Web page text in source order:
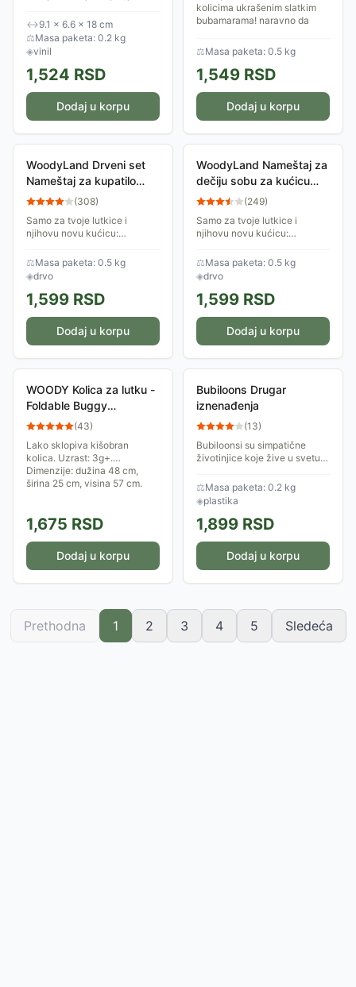
Nuray. Ovo misteriozno
stvorenje voli da se druži sa
sebi...
↔9.1 × 6.6 × 18 cm
⚖Masa paketa: 0.2 kg
◈vinil
1,524 RSD
Dodaj u korpu
kolicima ukrašenim slatkim
bubamarama! naravno da
ima bebu!
⚖Masa paketa: 0.5 kg
1,549 RSD
Dodaj u korpu
WoodyLand Drveni set
Nameštaj za kupatilo
90614
(308)
Samo za tvoje lutkice i
njihovu novu kućicu:
kada, 1 lavabo sa ogledalom,
1stoličica, 1 wc šolja. Sada će
i tvoje lutkice...
⚖Masa paketa: 0.5 kg
◈drvo
1,599 RSD
Dodaj u korpu
WoodyLand Nameštaj za
dečiju sobu za kućicu
90613
(249)
Samo za tvoje lutkice i
njihovu novu kućicu:
dečija kreveta, 1 krevetac za
bebu, kolica za bebu, stolica
za hranjenje za...
⚖Masa paketa: 0.5 kg
◈drvo
1,599 RSD
Dodaj u korpu
WOODY Kolica za lutku -
Foldable Buggy
UNICORN 91507
(43)
Lako sklopiva kišobran
kolica. Uzrast: 3g+.
Dimenzije: dužina 48 cm,
širina 25 cm, visina 57 cm.
1,675 RSD
Dodaj u korpu
Bubiloons Drugar
iznenađenja
(13)
Bubiloonsi su simpatične
životinjice koje žive u svetu
pakovanje sadrži jednu figuru
Bubiloonsa od 13 postojećih.
Otkrij koju ćeš...
⚖Masa paketa: 0.2 kg
◈plastika
1,899 RSD
Dodaj u korpu
Prethodna 1 2 3 4 5 Sledeća